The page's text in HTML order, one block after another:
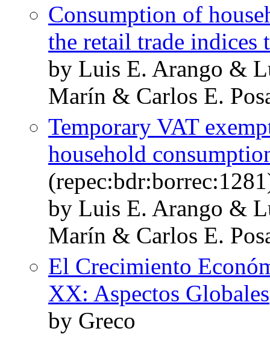
Consumption of
the retail trade indices
by Luis E. Arango &
Marín & Carlos E.
Temporary VAT
household
by Luis E. Arango &
Marín & Carlos E.
El Crecimiento
XX: Aspectos Globales
by Greco